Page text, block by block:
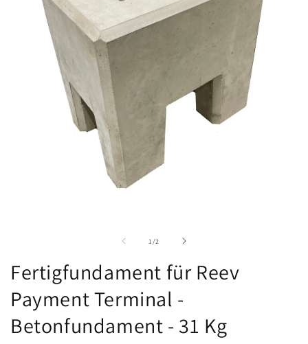
1/von
2
Fertigfundament für Reev
Payment Terminal -
Betonfundament - 31 Kg